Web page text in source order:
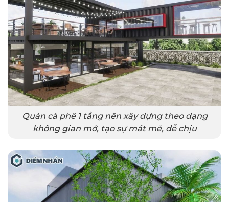
Quán cà phê 1 tầng nên xây dựng theo dạng
không gian mở, tạo sự mát mẻ, dễ chịu